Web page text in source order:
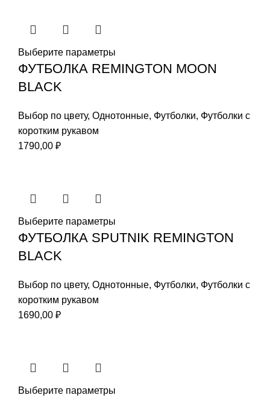
Выберите параметры
ФУТБОЛКА REMINGTON MOON
BLACK
Выбор по цвету, Однотонные, Футболки, Футболки с
коротким рукавом
1790,00 ₽
Выберите параметры
ФУТБОЛКА SPUTNIK REMINGTON
BLACK
Выбор по цвету, Однотонные, Футболки, Футболки с
коротким рукавом
1690,00 ₽
Выберите параметры